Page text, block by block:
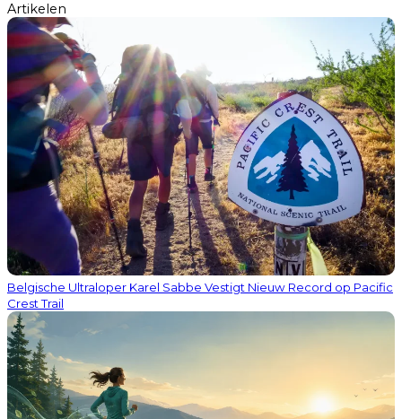
Artikelen
Belgische Ultraloper Karel Sabbe Vestigt Nieuw Record op Pacific
Crest Trail